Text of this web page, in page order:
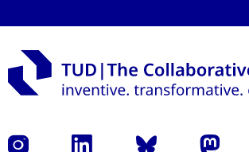
Instagram LinkedIn Bluesky Mastodon